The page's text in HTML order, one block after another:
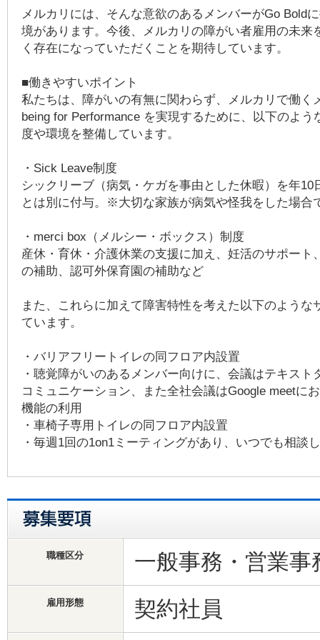
メルカリには、そんな意欲のあるメンバーがGo Bold
境があります。今後、メルカリの障がい者雇用の未来
く存在になっていただくことを期待しています。
■働きやすいポイント
私たちは、障がいの有無に関わらず、メルカリで働く
being for Performance を実現するために、以下のよう
度や環境を整備しています。
・Sick Leave制度
シックリーブ（病気・ケガを事由とした休暇）を年10
とは別に付与。※大切な家族が病気や怪我をした場合
・merci box（メルシー・ボックス）制度
産休・育休・介護休業の支援に加え、妊活のサポート
の補助、認可外保育園の補助など
また、これらに加えて障害特性を考えた以下のような
ています。
・バリアフリートイレの同フロア内設置
・聴覚障がいのあるメンバー向けに、会議はテキスト
コミュニケーション、また全社会議はGoogle meetに
機能の利用
・車椅子専用トイレの同フロア内設置
・毎週1回の1on1ミーティングがあり、いつでも相
職種区分 一般事務・営
雇用形態 契約社員